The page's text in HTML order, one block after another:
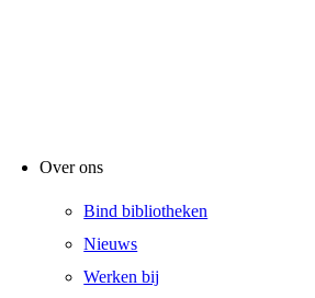
Over ons
Bind bibliotheken
Nieuws
Werken bij